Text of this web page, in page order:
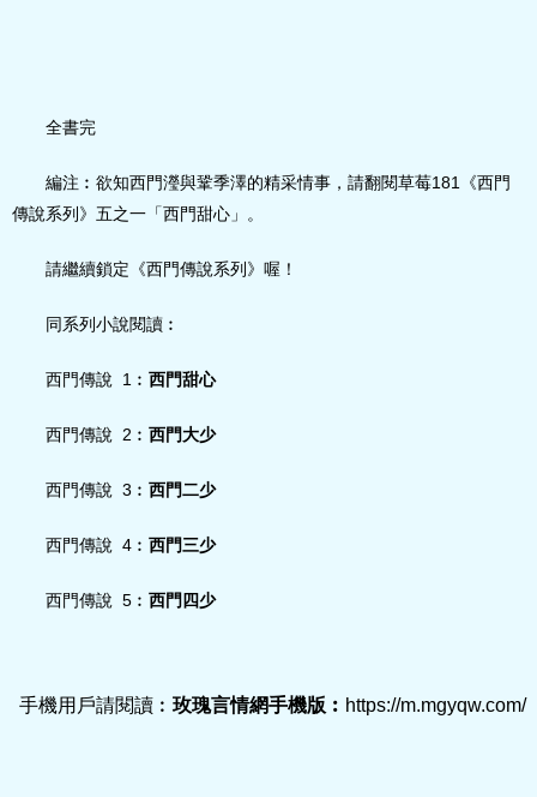
全書完
編注︰欲知西門瀅與鞏季澤的精采情事，請翻閱草莓181《西門
傳說系列》五之一「西門甜心」。
請繼續鎖定《西門傳說系列》喔！
同系列小說閱讀︰
西門傳說 1︰ 西門甜心
西門傳說 2︰ 西門大少
西門傳說 3︰ 西門二少
西門傳說 4︰ 西門三少
西門傳說 5︰ 西門四少
手機用戶請閱讀︰ 玫瑰言情網手機版︰ https://m.mgyqw.com/